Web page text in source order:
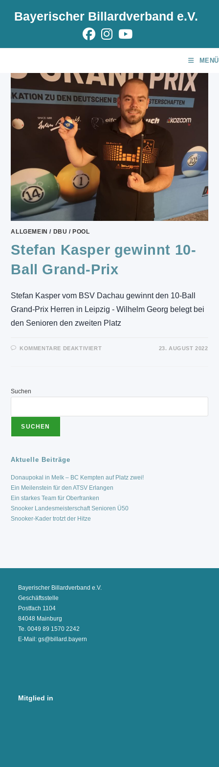
Bayerischer Billardverband e.V.
MENÜ
ALLGEMEIN / DBU / POOL
Stefan Kasper gewinnt 10-
Ball Grand-Prix
Stefan Kasper vom BSV Dachau gewinnt den 10-Ball
Grand-Prix Herren in Leipzig - Wilhelm Georg belegt bei
den Senioren den zweiten Platz
KOMMENTARE DEAKTIVIERTFÜR
23. AUGUST 2022
Suchen
SUCHEN
Aktuelle Beiträge
Donaupokal in Melk – BC Kempten auf Platz zwei!
Ein Meilenstein für den ATSV Erlangen
Ein starkes Team für Oberfranken
Snooker Landesmeisterschaft Senioren Ü50
Snooker-Kader trotzt der Hitze
Bayerischer Billardverband e.V.
Geschäftsstelle
Postfach 1104
84048 Mainburg
Te. 0049 89 1570 2242
E-Mail: gs@billard.bayern
Mitglied in